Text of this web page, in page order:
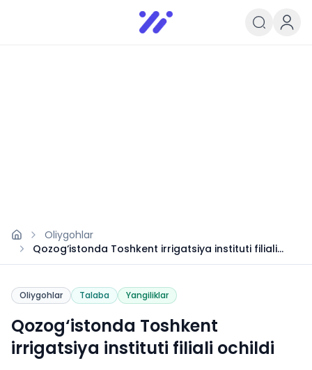
Infoedu
Ta&#039;lim xabarlari va
Oliygohlar
Qozog‘istonda Toshkent irrigatsiya instituti filiali
ochildi
Oliygohlar Talaba Yangiliklar
Qozog‘istonda Toshkent
irrigatsiya instituti filiali ochildi